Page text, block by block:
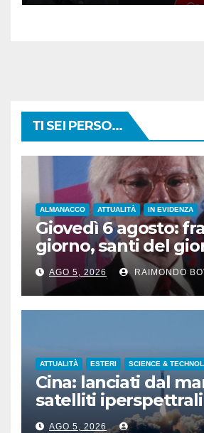
TI SEI PERSO...
ALMANACCO ATTUALITÀ IN EVIDENZA
Giovedì 6 agosto:
giorno, santi del
famosi, accadde
AGO 5, 2026 RAIMONDO
ATTUALITÀ ESTERI SCIENCE &
Cina: lanciati dal
satelliti
Shandong
AGO 5, 2026